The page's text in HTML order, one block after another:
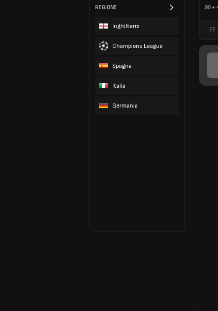
REGIONE
Inghilterra
Champions League
Spagna
Italia
Germania
90 +
FT